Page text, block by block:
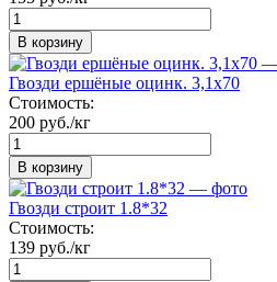
В корзину
Гвозди ершёные оцинк. 3,1х70
Стоимость:
200 руб./кг
В корзину
Гвозди строит 1.8*32
Стоимость:
139 руб./кг